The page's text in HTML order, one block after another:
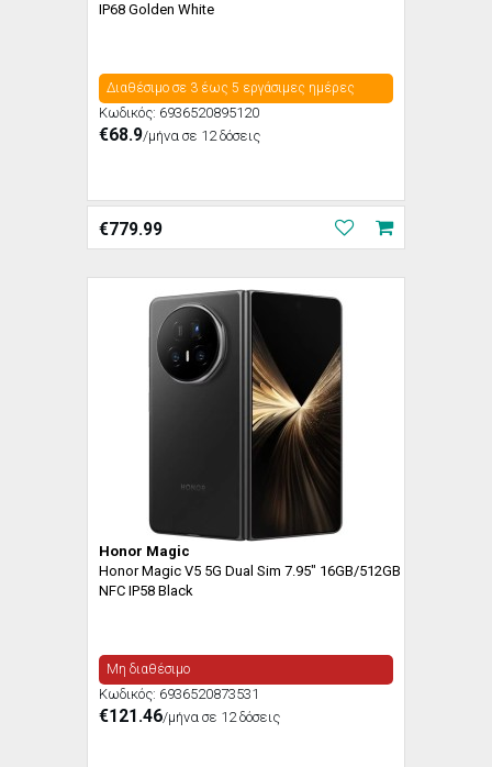
IP68 Golden White
Διαθέσιμο σε 3 έως 5 εργάσιμες ημέρες
Κωδικός: 6936520895120
€68.9/μήνα σε 12 δόσεις
€779.99
Honor Magic
Honor Magic V5 5G Dual Sim 7.95" 16GB/512GB
NFC IP58 Black
Μη διαθέσιμο
Κωδικός: 6936520873531
€121.46/μήνα σε 12 δόσεις